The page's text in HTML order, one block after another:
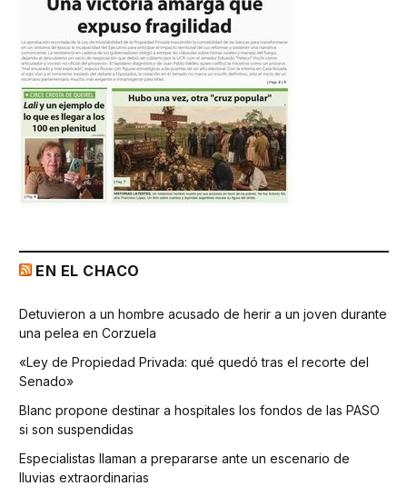
EN EL CHACO
Detuvieron a un hombre acusado de herir a un joven durante
una pelea en Corzuela
«Ley de Propiedad Privada: qué quedó tras el recorte del
Senado»
Blanc propone destinar a hospitales los fondos de las PASO
si son suspendidas
Especialistas llaman a prepararse ante un escenario de
lluvias extraordinarias